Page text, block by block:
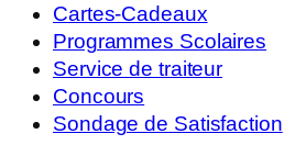
Cartes-Cadeaux
Programmes Scolaires
Service de traiteur
Concours
Sondage de Satisfaction